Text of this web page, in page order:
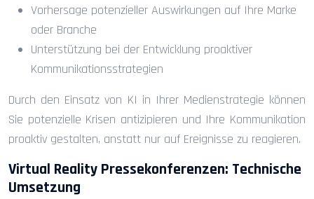
Vorhersage potenzieller Auswirkungen auf Ihre Marke
oder Branche
Unterstützung bei der Entwicklung proaktiver
Kommunikationsstrategien
Durch den Einsatz von KI in Ihrer Medienstrategie können
Sie potenzielle Krisen antizipieren und Ihre Kommunikation
proaktiv gestalten, anstatt nur auf Ereignisse zu reagieren.
Virtual Reality Pressekonferenzen: Technische
Umsetzung